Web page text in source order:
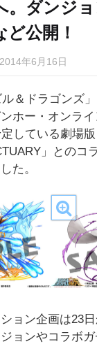
。ダンジ
ど公開！
2014年6月16日
＆ドラゴンズ
ホー・オンラ
している劇場
」とのコ
た。
ョン企画は23
ョンやコラボ